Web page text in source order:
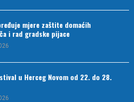
mjere zaštite domaćih
i rad gradske pijace
u Herceg Novom od 22. do 28.